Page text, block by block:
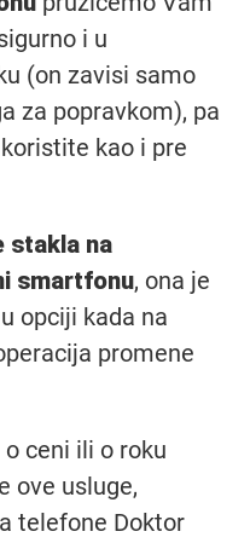
i u
(on zavisi samo
za popravkom), pa
kao i pre
stakla na
smartfonu, ona je
opciji kada na
promene
ceni ili o roku
ove usluge,
telefone Doktor